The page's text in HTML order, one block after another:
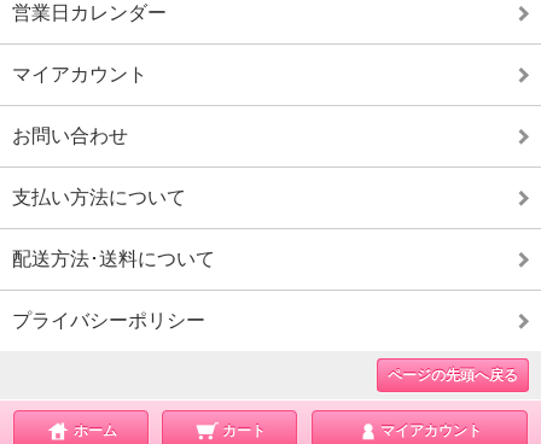
営業日カレンダー
マイアカウント
お問い合わせ
支払い方法について
配送方法･送料について
プライバシーポリシー
ページの先頭へ戻る
ホーム カート マイアカウント